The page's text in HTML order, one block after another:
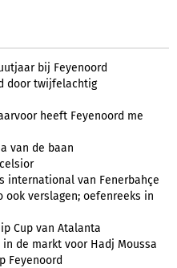
bij Feyenoord
door twijfelachtig
heeft Feyenoord me
van de baan
international van Fenerbahçe
ook verslagen; oefenreeks in
Cup van Atalanta
de markt voor Hadj Moussa
Feyenoord